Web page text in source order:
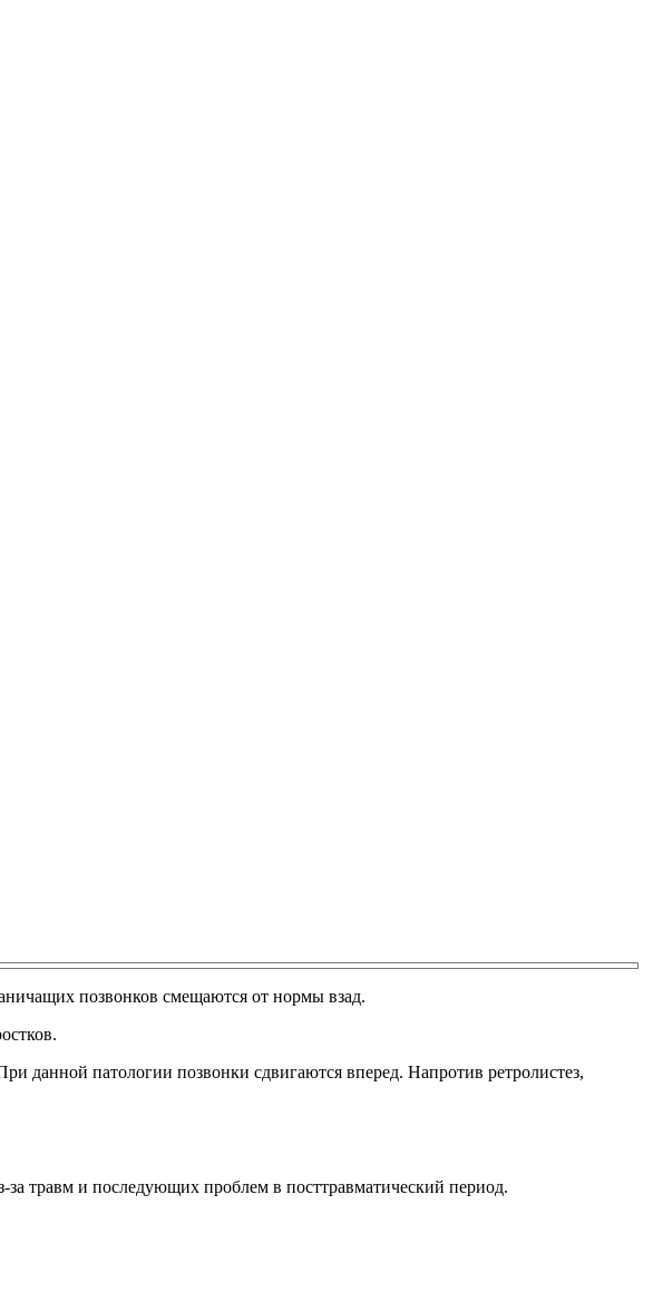
позвонков смещаются от нормы взад.
данной патологии позвонки сдвигаются вперед. Напротив ретролистез,
за травм и последующих проблем в посттравматический период.